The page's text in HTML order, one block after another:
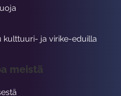
kulttuuri- ja virike-eduilla
meistä